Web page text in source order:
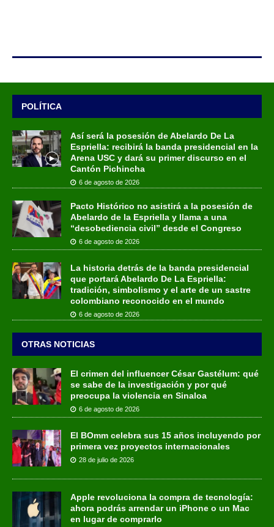
POLÍTICA
Así será la posesión de Abelardo De La
Espriella: recibirá la banda presidencial en la
Arena USC y dará su primer discurso en el
Cantón Pichincha
6 de agosto de 2026
Pacto Histórico no asistirá a la posesión de
Abelardo de la Espriella y llama a una
“desobediencia civil” desde el Congreso
6 de agosto de 2026
La historia detrás de la banda presidencial
que portará Abelardo De La Espriella:
tradición, simbolismo y el arte de un sastre
colombiano reconocido en el mundo
6 de agosto de 2026
OTRAS NOTICIAS
El crimen del influencer César Gastélum: qué
se sabe de la investigación y por qué
preocupa la violencia en Sinaloa
6 de agosto de 2026
El BOmm celebra sus 15 años incluyendo por
primera vez proyectos internacionales
28 de julio de 2026
Apple revoluciona la compra de tecnología:
ahora podrás arrendar un iPhone o un Mac
en lugar de comprarlo